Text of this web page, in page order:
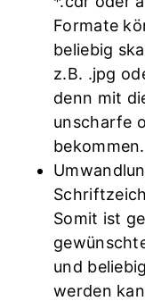
Formate
beliebig
z.B. .jpg
denn mit
unscharfe
bekommen.
Somit ist
und
werden